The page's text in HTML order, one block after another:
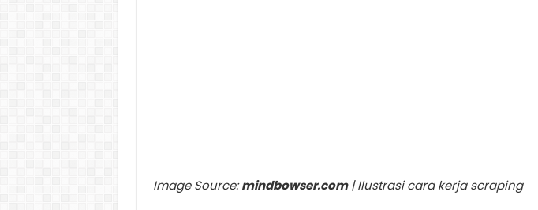
Image Source:mindbowser.com| Ilustrasi cara kerja scraping